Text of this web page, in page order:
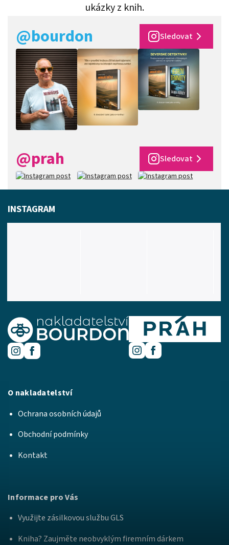
ukázky z knih.
@bourdon Sledovat
@prah Sledovat
O nakladatelství
Ochrana osobních údajů
Obchodní podmínky
Kontakt
Informace pro Vás
Využijte zásilkovou službu GLS
Kniha? Zaujměte neobvyklým firemním dárkem
INSTAGRAM